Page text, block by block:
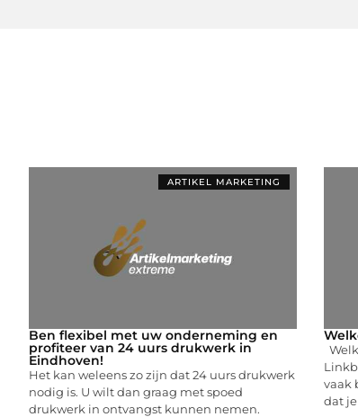
ARTIKEL MARKETING
Ben flexibel met uw onderneming en
profiteer van 24 uurs drukwerk in
Eindhoven!
Het kan weleens zo zijn dat 24 uurs drukwerk
nodig is. U wilt dan graag met spoed
drukwerk in ontvangst kunnen nemen.
vaak
dat